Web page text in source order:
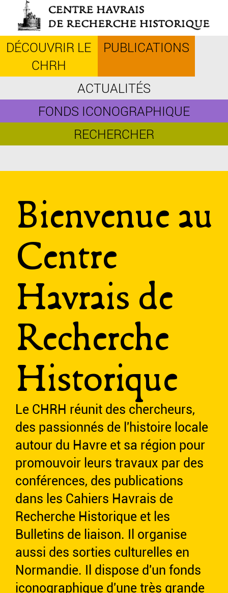
contenu
principal
DÉCOUVRIR LE
CHRH
PUBLICATIONS
ACTUALITÉS
FONDS ICONOGRAPHIQUE
RECHERCHER
Bienvenue au
Centre
Havrais de
Recherche
Historique
Le CHRH réunit des chercheurs,
des passionnés de l'histoire locale
autour du Havre et sa région pour
promouvoir leurs travaux par des
conférences, des publications
dans les Cahiers Havrais de
Recherche Historique et les
Bulletins de liaison. Il organise
aussi des sorties culturelles en
Normandie. Il dispose d'un fonds
iconographique d'une très grande